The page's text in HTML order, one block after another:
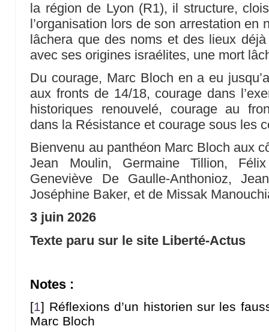
la région de Lyon (R1), il structure,
l’organisation lors de son arrestation en
lâchera que des noms et des lieux
avec ses origines israélites, une mort
Du courage, Marc Bloch en a eu
aux fronts de 14/18, courage dans
historiques renouvelé, courage au
dans la Résistance et courage sous les
Bienvenu au panthéon Marc Bloch aux
Jean Moulin, Germaine Tillion,
Geneviève De Gaulle-Anthonioz,
Joséphine Baker, et de Missak
3 juin 2026
Texte paru sur le site Liberté-Actus
Notes :
[1] Réflexions d’un historien sur les
Marc Bloch